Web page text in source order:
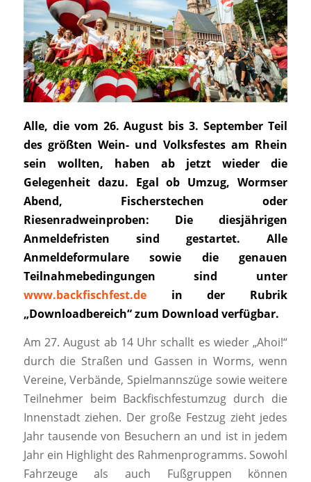
Alle, die vom 26. August bis 3. September Teil
des größten Wein- und Volksfestes am Rhein
sein wollten, haben ab jetzt wieder die
Gelegenheit dazu. Egal ob Umzug, Wormser
Abend, Fischerstechen oder
Riesenradweinproben: Die diesjährigen
Anmeldefristen sind gestartet. Alle
Anmeldeformulare sowie die genauen
Teilnahmebedingungen sind unter
www.backfischfest.dein der Rubrik
„Downloadbereich“ zum Download verfügbar.
Am 27. August ab 14 Uhr schallt es wieder „Ahoi!“
durch die Straßen und Gassen in Worms, wenn
Vereine, Verbände, Spielmannszüge sowie weitere
Teilnehmer beim Backfischfestumzug durch die
Innenstadt ziehen. Der große Festzug zieht jedes
Jahr tausende von Besuchern an und ist in jedem
Jahr ein Highlight des Rahmenprogramms. Sowohl
Fahrzeuge als auch Fußgruppen können